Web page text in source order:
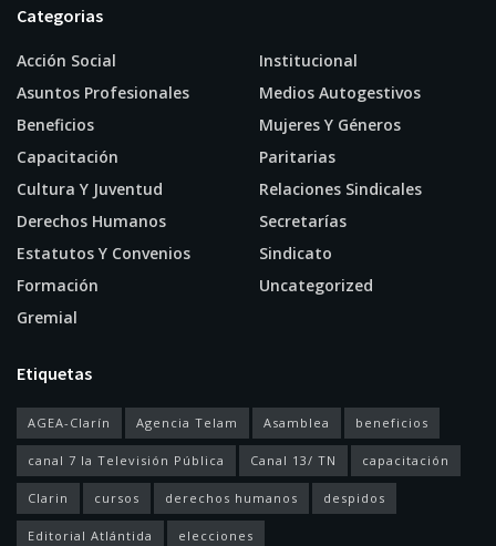
Categorias
Acción Social
Asuntos Profesionales
Beneficios
Capacitación
Cultura Y Juventud
Derechos Humanos
Estatutos Y Convenios
Formación
Gremial
Institucional
Medios Autogestivos
Mujeres Y Géneros
Paritarias
Relaciones Sindicales
Secretarías
Sindicato
Uncategorized
Etiquetas
AGEA-Clarín Agencia Telam Asamblea beneficios
canal 7 la Televisión Pública Canal 13/ TN capacitación
Clarin cursos derechos humanos despidos
Editorial Atlántida elecciones